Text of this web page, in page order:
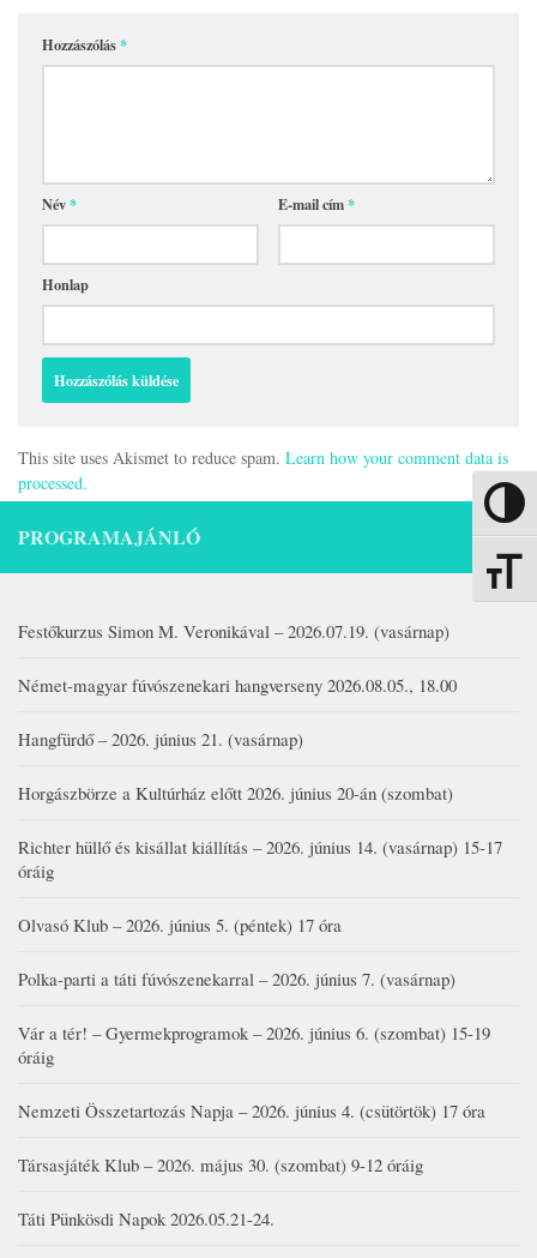
Nagy
Hozzászólás*
Név* E-mail cím*
Honlap
This site uses Akismet to reduce spam. Learn how your comment data is
processed.
PROGRAMAJÁNLÓ
Festőkurzus Simon M. Veronikával – 2026.07.19. (vasárnap)
Német-magyar fúvószenekari hangverseny 2026.08.05., 18.00
Hangfürdő – 2026. június 21. (vasárnap)
Horgászbörze a Kultúrház előtt 2026. június 20-án (szombat)
Richter hüllő és kisállat kiállítás – 2026. június 14. (vasárnap) 15-17
óráig
Olvasó Klub – 2026. június 5. (péntek) 17 óra
Polka-parti a táti fúvószenekarral – 2026. június 7. (vasárnap)
Vár a tér! – Gyermekprogramok – 2026. június 6. (szombat) 15-19
óráig
Nemzeti Összetartozás Napja – 2026. június 4. (csütörtök) 17 óra
Társasjáték Klub – 2026. május 30. (szombat) 9-12 óráig
Táti Pünkösdi Napok 2026.05.21-24.